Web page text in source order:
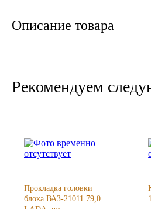
MOZER
Подшипники
Описание товара
Рекомендуем
Прокладка головки
блока ВАЗ-21011 79,0